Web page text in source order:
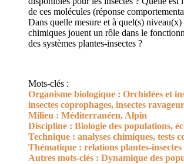
de ces molécules (réponse
Dans quelle mesure et à quel(s) niveau(x)
chimiques jouent un rôle dans le
des systèmes plantes-insectes ?
Mots-clés :
Organisme biologique : Orchidées et
insectes coprophages, insectes
Milieu : Méditerranéen, Alpin
Discipline : Biologie des populations,
Technique : analyses chimiques, tests
Thématique : relations plantes-insectes
Autres mots-clés : Dynamique des